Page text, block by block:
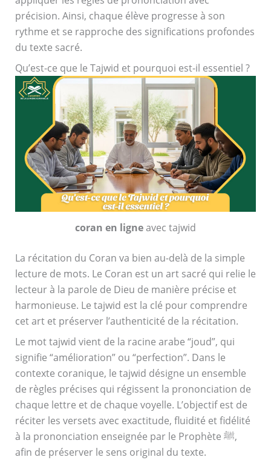
précision. Ainsi, chaque élève progresse à son
rythme et se rapproche des significations profondes
du texte sacré.
Qu’est-ce que le Tajwid et pourquoi est-il essentiel ?
coran en ligneavec tajwid
La récitation du Coran va bien au-delà de la simple
lecture de mots. Le Coran est un art sacré qui relie le
lecteur à la parole de Dieu de manière précise et
harmonieuse. Le tajwid est la clé pour comprendre
cet art et préserver l’authenticité de la récitation.
Le mot tajwid vient de la racine arabe “joud”, qui
signifie “amélioration” ou “perfection”. Dans le
contexte coranique, le tajwid désigne un ensemble
de règles précises qui régissent la prononciation de
chaque lettre et de chaque voyelle. L’objectif est de
réciter les versets avec exactitude, fluidité et fidélité
à la prononciation enseignée par le Prophète ﷺ,
afin de préserver le sens original du texte.